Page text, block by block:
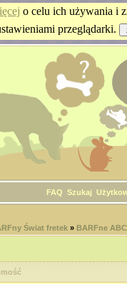
o celu ich używania i
przeglądarki.
FAQ Szukaj
Świat fretek» BARFne